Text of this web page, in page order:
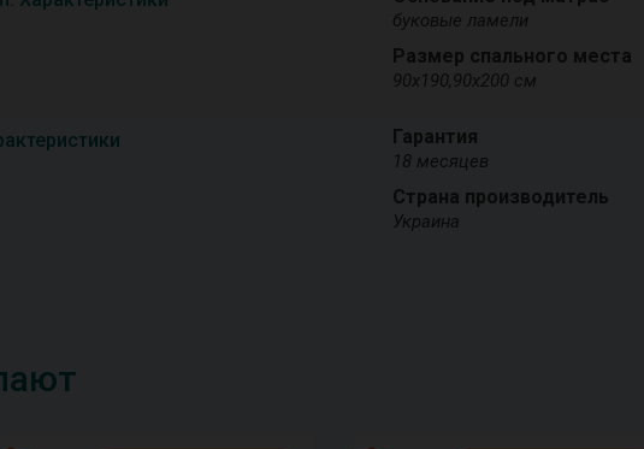
буковые ламели
Размер спального места
90х190,90х200 см
Гарантия
18 месяцев
Страна производитель
Украина